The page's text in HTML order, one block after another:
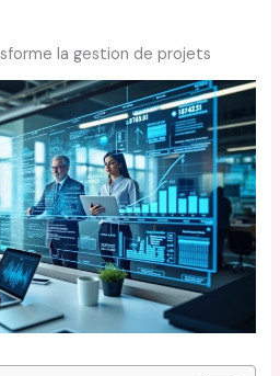
la gestion de projets